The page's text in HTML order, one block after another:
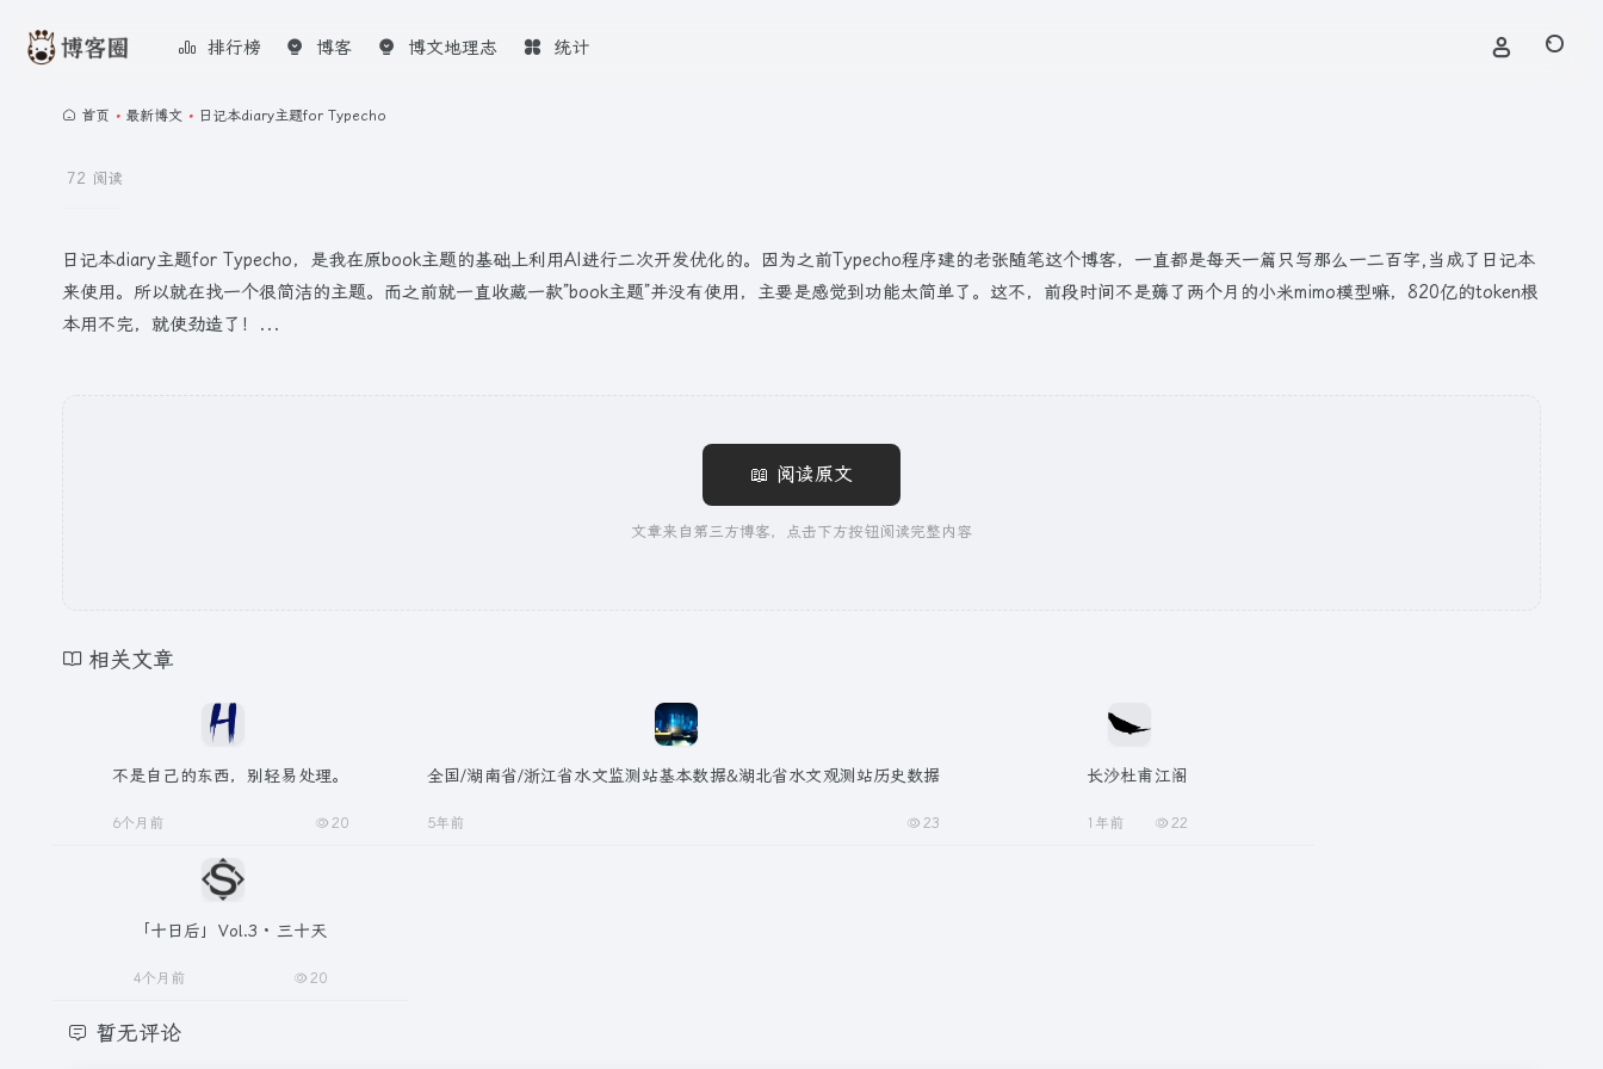
排行榜 博客 博文地理志 统计
首页 • 最新博文 • 日记本‌diary主题for Typecho
72 阅读
日记本diary主题for Typecho，是我在原book主题的基础上利用AI进行二次开发优化的。因为之前Typecho程序建的老张随笔这个博客，一直都是每天一篇只写那么一二百字,当成了日记本
来使用。所以就在找一个很简洁的主题。而之前就一直收藏一款”book主题”并没有使用，主要是感觉到功能太简单了。这不，前段时间不是薅了两个月的小米mimo模型嘛，820亿的token根
本用不完，就使劲造了！...
📖 阅读原文
文章来自第三方博客，点击下方按钮阅读完整内容
相关文章
不是自己的东西，别轻易处理。
6个月前 20
全国/湖南省/浙江省水文监测站基本数据&湖北省水文观测站历史数据
5年前 23
长沙杜甫江阁
1年前 22
「十日后」Vol.3 · 三十天
4个月前 20
暂无评论